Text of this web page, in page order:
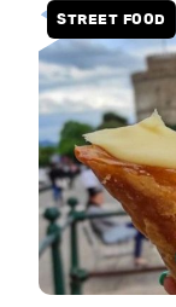
STREET FOOD